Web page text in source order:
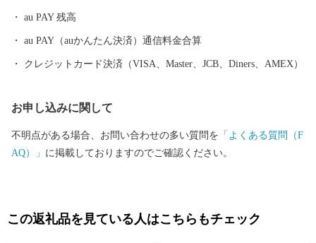
au PAY 残高
au PAY（auかんたん決済）通信料金合算
クレジットカード決済（VISA、Master、JCB、Diners、AMEX）
お申し込みに関して
不明点がある場合、お問い合わせの多い質問を 「よくある質問（F
AQ）」 に掲載しておりますのでご確認ください。
この返礼品を見ている人はこちらもチェック